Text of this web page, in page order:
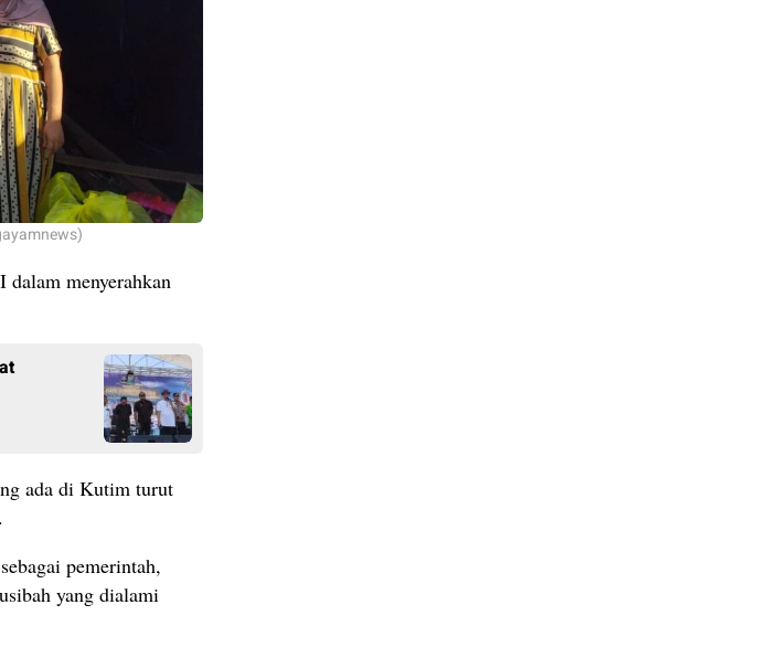
menyerahkan
ada di Kutim turut
pemerintah,
yang dialami